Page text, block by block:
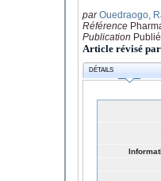
parOuedraogo,
Référence
Publication
Article révisé
DÉTAILS